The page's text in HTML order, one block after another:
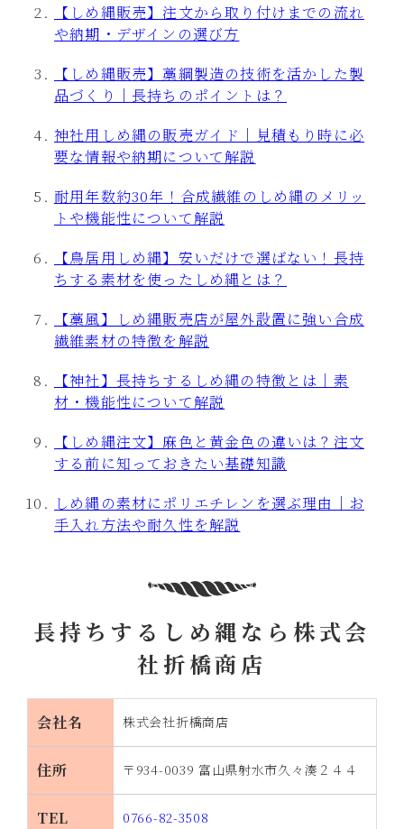
【しめ縄販売】注文から取り付けまでの流れ
や納期・デザインの選び方
【しめ縄販売】藁綱製造の技術を活かした製
品づくり｜長持ちのポイントは？
神社用しめ縄の販売ガイド｜見積もり時に必
要な情報や納期について解説
耐用年数約30年！合成繊維のしめ縄のメリッ
トや機能性について解説
【鳥居用しめ縄】安いだけで選ばない！長持
ちする素材を使ったしめ縄とは？
【藁風】しめ縄販売店が屋外設置に強い合成
繊維素材の特徴を解説
【神社】長持ちするしめ縄の特徴とは｜素
材・機能性について解説
【しめ縄注文】麻色と黄金色の違いは？注文
する前に知っておきたい基礎知識
しめ縄の素材にポリエチレンを選ぶ理由｜お
手入れ方法や耐久性を解説
長持ちするしめ縄なら株式会
社折橋商店
会社名 株式会社折橋商店
住所 〒934-0039 富山県射水市久々湊２４４
TEL 0766-82-3508